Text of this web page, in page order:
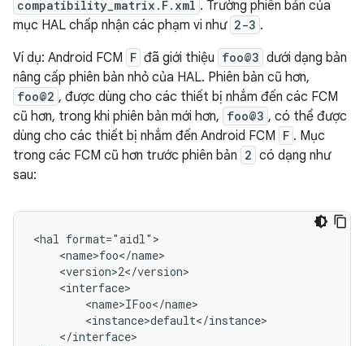
compatibility_matrix.F.xml . Trường phiên bản của
mục HAL chấp nhận các phạm vi như 2-3 .
Ví dụ: Android FCM F đã giới thiệu foo@3 dưới dạng bản
nâng cấp phiên bản nhỏ của HAL. Phiên bản cũ hơn,
foo@2 , được dùng cho các thiết bị nhắm đến các FCM
cũ hơn, trong khi phiên bản mới hơn, foo@3 , có thể được
dùng cho các thiết bị nhắm đến Android FCM F . Mục
trong các FCM cũ hơn trước phiên bản 2 có dạng như
sau:
<hal format="aidl">
    <name>foo</name>
    <version>2</version>
    <interface>
        <name>IFoo</name>
        <instance>default</instance>
    </interface>